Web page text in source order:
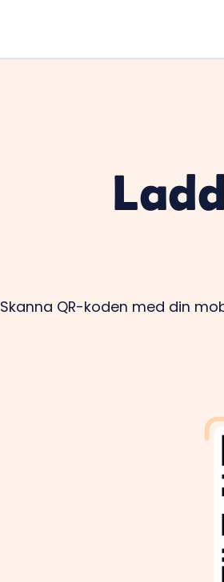
Skanna QR-koden med din